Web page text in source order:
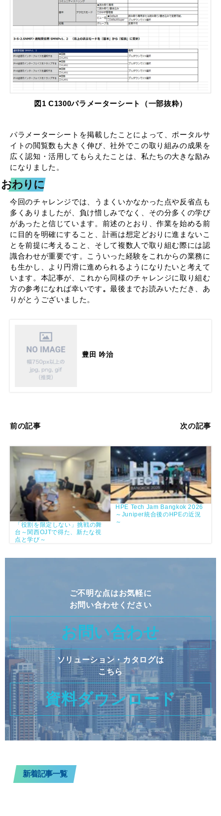
図1 C1300パラメーターシート（一部抜粋）
パラメーターシートを掲載したことによって、ポータルサ
イトの閲覧数も大きく伸び、社外でこの取り組みの成果を
広く認知・活用してもらえたことは、私たちの大きな励み
になりました。
おわりに
今回のチャレンジでは、うまくいかなかった点や反省点も
多くありましたが、負け惜しみでなく、その分多くの学び
があったと信じています。前述のとおり、作業を始める前
に目的を明確にすること、計画は想定どおりに進まないこ
とを前提に考えること、そして複数人で取り組む際には認
識合わせが重要です。こういった経験をこれからの業務に
も生かし、より円滑に進められるようになりたいと考えて
います。本記事が、これから同様のチャレンジに取り組む
方の参考になれば幸いです。最後までお読みいただき、あ
りがとうございました。
豊田 吟治
前の記事
「役割を限定しない」挑戦の舞
台～関西OJTで得た、新たな視
点と学び～
次の記事
HPE Tech Jam Bangkok 2026
～Juniper統合後のHPEの近況
～
ご不明な点はお気軽に
お問い合わせください
お問い合わせ
ソリューション・カタログは
こちら
資料ダウンロード
新着記事一覧